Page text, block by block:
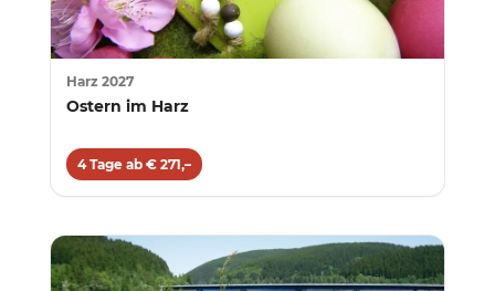
Harz 2027
Ostern im Harz
4 Tage ab € 271,–